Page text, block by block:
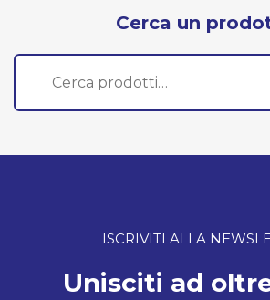
Cerca un
Cerca:
ISCRIVITI ALLA
Unisciti ad